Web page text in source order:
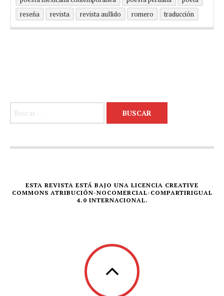
reseña
revista revista aullido romero traducción
ESTA REVISTA ESTÁ BAJO UNA LICENCIA CREATIVE
COMMONS ATRIBUCIÓN-NOCOMERCIAL-COMPARTIRIGUAL
4.0 INTERNACIONAL.